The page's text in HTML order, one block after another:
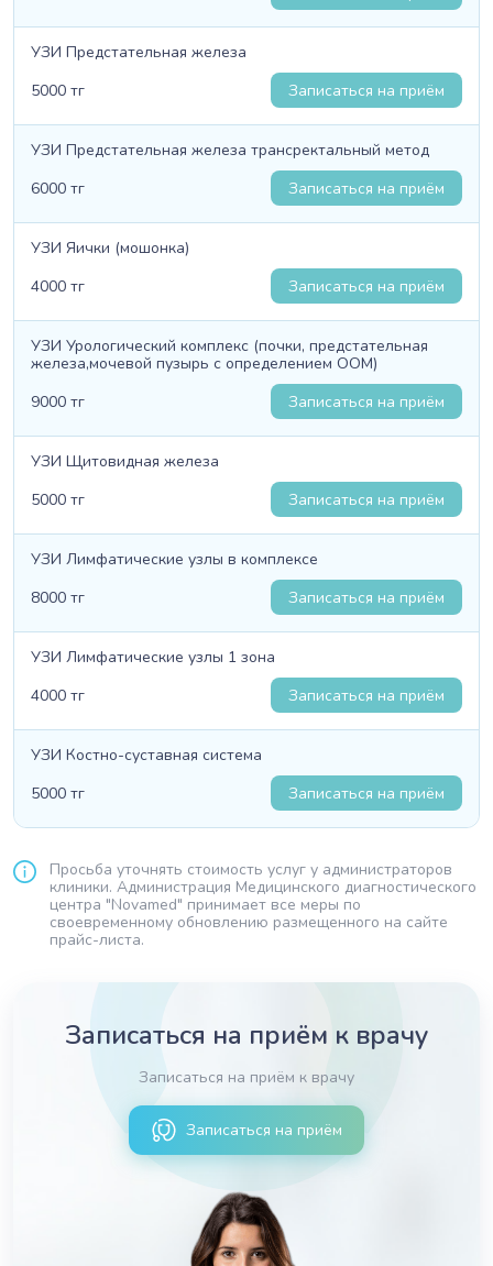
УЗИ Предстательная железа
5000 тг
Записаться на приём
УЗИ Предстательная железа трансректальный метод
6000 тг
Записаться на приём
УЗИ Яички (мошонка)
4000 тг
Записаться на приём
УЗИ Урологический комплекс (почки, предстательная
железа,мочевой пузырь с определением ООМ)
9000 тг
Записаться на приём
УЗИ Щитовидная железа
5000 тг
Записаться на приём
УЗИ Лимфатические узлы в комплексе
8000 тг
Записаться на приём
УЗИ Лимфатические узлы 1 зона
4000 тг
Записаться на приём
УЗИ Костно-суставная система
5000 тг
Записаться на приём
Просьба уточнять стоимость услуг у администраторов
клиники. Администрация Медицинского диагностического
центра "Novamed" принимает все меры по
своевременному обновлению размещенного на сайте
прайс-листа.
Записаться на приём к врачу
Записаться на приём к врачу
Записаться на приём